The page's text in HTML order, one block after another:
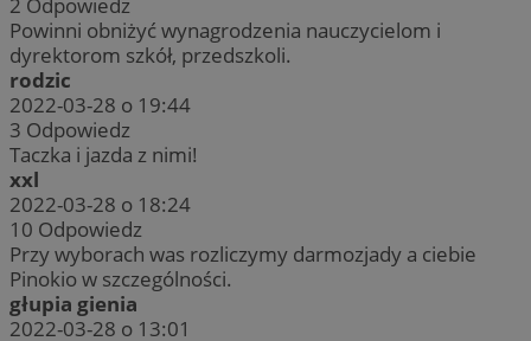
2 Odpowiedz
Powinni obniżyć wynagrodzenia nauczycielom i
dyrektorom szkół, przedszkoli.
rodzic
2022-03-28 o 19:44
3 Odpowiedz
Taczka i jazda z nimi!
xxl
2022-03-28 o 18:24
10 Odpowiedz
Przy wyborach was rozliczymy darmozjady a ciebie
Pinokio w szczególności.
głupia gienia
2022-03-28 o 13:01